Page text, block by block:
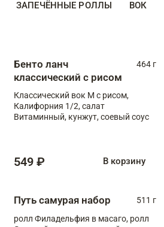
ЗАПЕЧЁННЫЕ РОЛЛЫ ВОК
Бенто ланч
классический с рисом
464 г
Классический вок М с рисом,
Калифорния 1/2, салат
Витаминный, кунжут, соевый соус
549 ₽ В корзину
Путь самурая набор
511 г
ролл Филадельфия в масаго, ролл